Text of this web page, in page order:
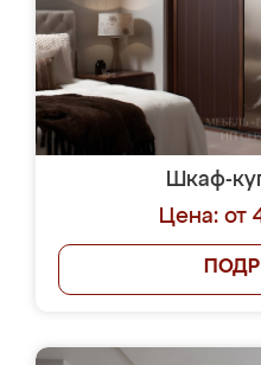
Шкаф-
Цена: от